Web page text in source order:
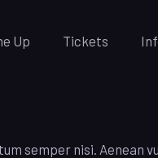
Up Tickets
semper nisi. Aenean